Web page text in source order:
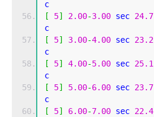
c
[
5] 2.00-3.00 sec 24.7
c
[
5] 3.00-4.00 sec 23.2
c
[
5] 4.00-5.00 sec 25.1
c
[
5] 5.00-6.00 sec 23.7
c
[
5] 6.00-7.00 sec 22.4